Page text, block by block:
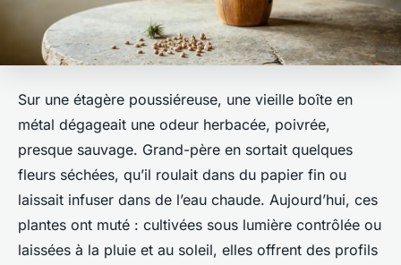
Sur une étagère poussiéreuse, une vieille boîte en
métal dégageait une odeur herbacée, poivrée,
presque sauvage. Grand-père en sortait quelques
fleurs séchées, qu’il roulait dans du papier fin ou
laissait infuser dans de l’eau chaude. Aujourd’hui, ces
plantes ont muté : cultivées sous lumière contrôlée ou
laissées à la pluie et au soleil, elles offrent des profils